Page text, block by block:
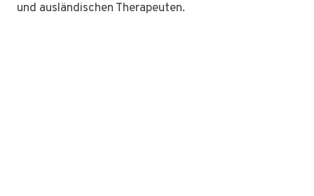
und ausländischen Therapeuten.